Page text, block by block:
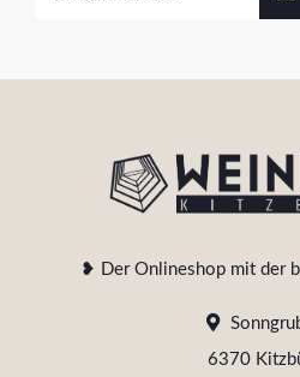
❥ Der Onlineshop mit der
6370